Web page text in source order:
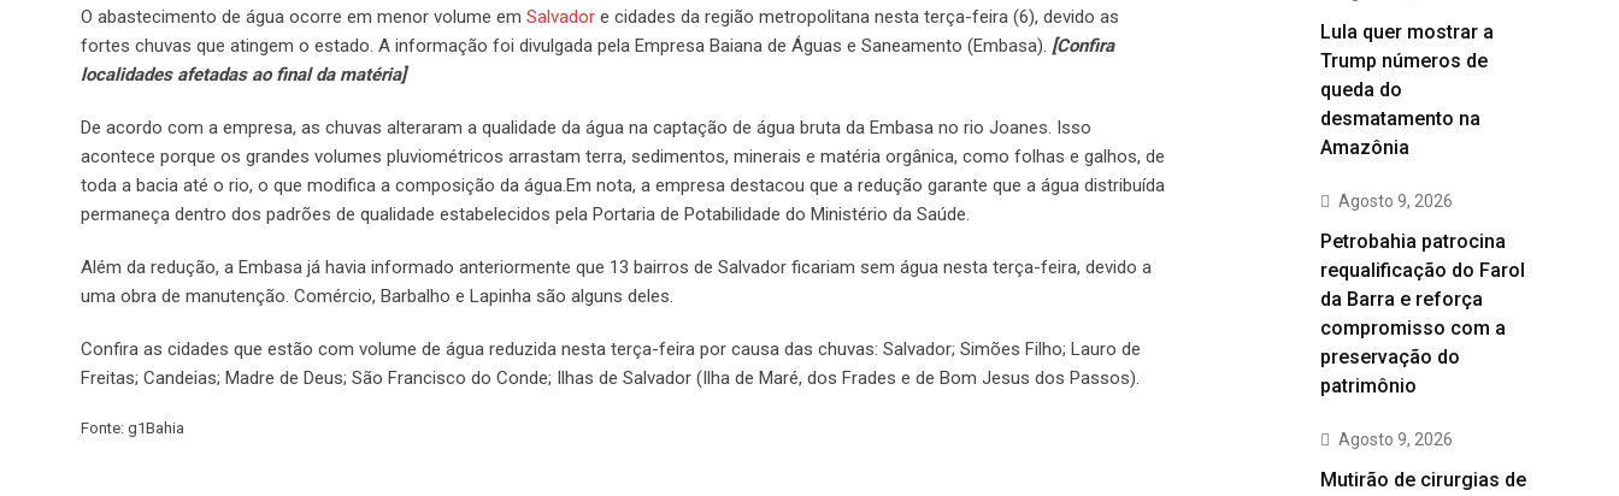
O abastecimento de água ocorre em menor volume em Salvador e cidades da região metropolitana nesta terça-feira (6), devido as
fortes chuvas que atingem o estado. A informação foi divulgada pela Empresa Baiana de Águas e Saneamento (Embasa). [Confira
localidades afetadas ao final da matéria]
De acordo com a empresa, as chuvas alteraram a qualidade da água na captação de água bruta da Embasa no rio Joanes. Isso
acontece porque os grandes volumes pluviométricos arrastam terra, sedimentos, minerais e matéria orgânica, como folhas e galhos, de
toda a bacia até o rio, o que modifica a composição da água.Em nota, a empresa destacou que a redução garante que a água distribuída
permaneça dentro dos padrões de qualidade estabelecidos pela Portaria de Potabilidade do Ministério da Saúde.
Além da redução, a Embasa já havia informado anteriormente que 13 bairros de Salvador ficariam sem água nesta terça-feira, devido a
uma obra de manutenção. Comércio, Barbalho e Lapinha são alguns deles.
Confira as cidades que estão com volume de água reduzida nesta terça-feira por causa das chuvas: Salvador; Simões Filho; Lauro de
Freitas; Candeias; Madre de Deus; São Francisco do Conde; Ilhas de Salvador (Ilha de Maré, dos Frades e de Bom Jesus dos Passos).
Fonte: g1Bahia
Lula quer mostrar a
Trump números de
queda do
desmatamento na
Amazônia
Agosto 9, 2026
Petrobahia patrocina
requalificação do Farol
da Barra e reforça
compromisso com a
preservação do
patrimônio
Agosto 9, 2026
Mutirão de cirurgias de